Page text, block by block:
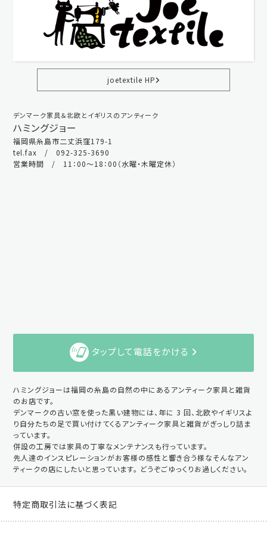
joetextile HP
デンマーク家具＆北欧とイギリスのアンティーク
ハミングジョー
福岡県糸島市二丈浜窪179-1
tel.fax / 092-325-3690
営業時間 / 11：00～18：00（水曜・木曜定休）
タップして電話をかける
ハミングジョーは福岡の糸島の自然の中にあるアンティーク家具と雑貨
のお店です。
デンマークの古い窓を使った黒い建物には、年に 3 回、北欧やイギリスよ
り自分たちの足で買い付けてくるアンティーク家具と雑貨がぎっしり詰ま
っています。
併設の工房では家具の丁寧なメンテナンスも行っています。
先人達のインスピレーションがお客様の感性と響き合う様なそんなアン
ティークの店にしたいと思っています。 どうぞごゆっくりお過しください。
特定商取引法に基づく表記